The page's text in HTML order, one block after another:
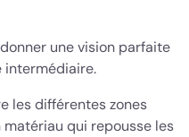
une vision parfaite
intermédiaire.
les différentes zones
qui repousse les